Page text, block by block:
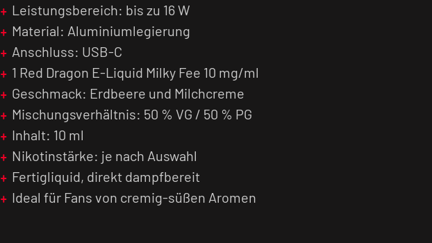
Leistungsbereich: bis zu 16 W
Material: Aluminiumlegierung
Anschluss: USB-C
1 Red Dragon E-Liquid Milky Fee 10 mg/ml
Geschmack: Erdbeere und Milchcreme
Mischungsverhältnis: 50 % VG / 50 % PG
Inhalt: 10 ml
Nikotinstärke: je nach Auswahl
Fertigliquid, direkt dampfbereit
Ideal für Fans von cremig-süßen Aromen